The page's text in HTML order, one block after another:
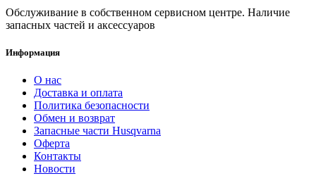
Обслуживание в собственном сервисном центре. Наличие
запасных частей и аксессуаров
Информация
О нас
Доставка и оплата
Политика безопасности
Обмен и возврат
Запасные части Husqvarna
Оферта
Контакты
Новости